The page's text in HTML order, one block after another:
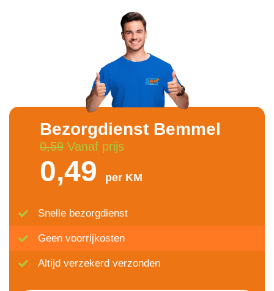
Bezorgdienst Bemmel
0,59Vanaf prijs
0,49 per KM
Snelle bezorgdienst
Geen voorrijkosten
Altijd verzekerd verzonden